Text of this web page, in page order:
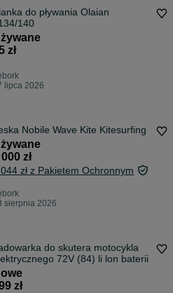
do pływania Olaian
140
zł
lipca 2026
Nobile Wave Kite Kitesurfing
zł
zł z Pakietem Ochronnym
sierpnia 2026
do skutera motocykla
72V (84) li lon baterii
zł